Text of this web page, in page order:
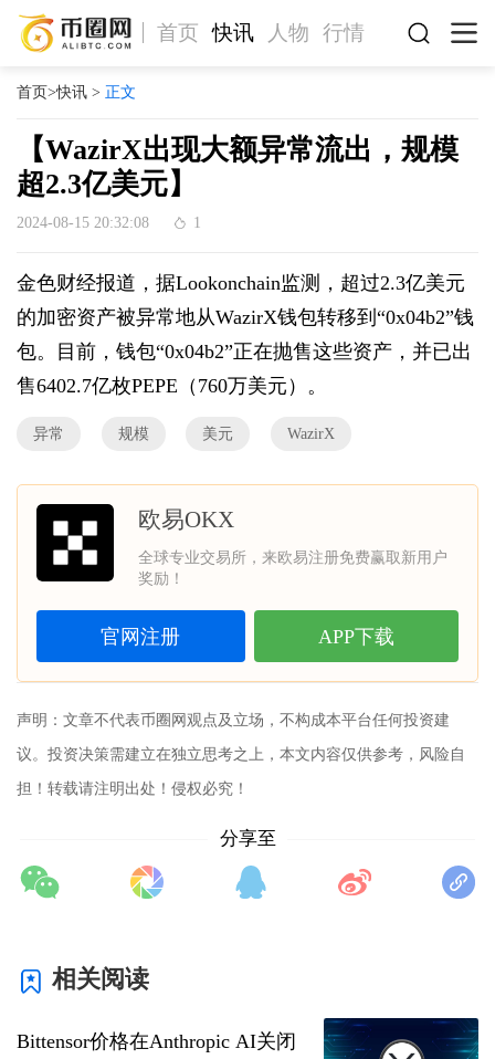
首页 快讯 人物 行情
首页>快讯> 正文
【WazirX出现大额异常流出，规模
超2.3亿美元】
2024-08-15 20:32:08 1
金色财经报道，据Lookonchain监测，超过2.3亿美元
的加密资产被异常地从WazirX钱包转移到“0x04b2”钱
包。目前，钱包“0x04b2”正在抛售这些资产，并已出
售6402.7亿枚PEPE（760万美元）。
异常 规模 美元 WazirX
欧易OKX
全球专业交易所，来欧易注册免费赢取新用户
奖励！
官网注册 APP下载
声明：文章不代表币圈网观点及立场，不构成本平台任何投资建
议。投资决策需建立在独立思考之上，本文内容仅供参考，风险自
担！转载请注明出处！侵权必究！
分享至
相关阅读
Bittensor价格在Anthropic AI关闭